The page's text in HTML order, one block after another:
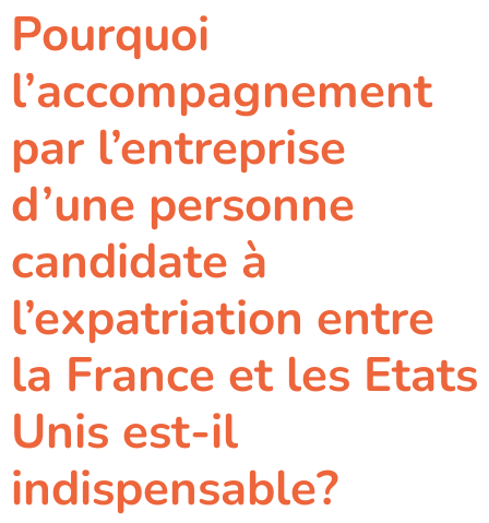
Pourquoi
l’accompagnement
par l’entreprise
d’une personne
candidate à
l’expatriation entre
la France et les Etats
Unis est-il
indispensable?